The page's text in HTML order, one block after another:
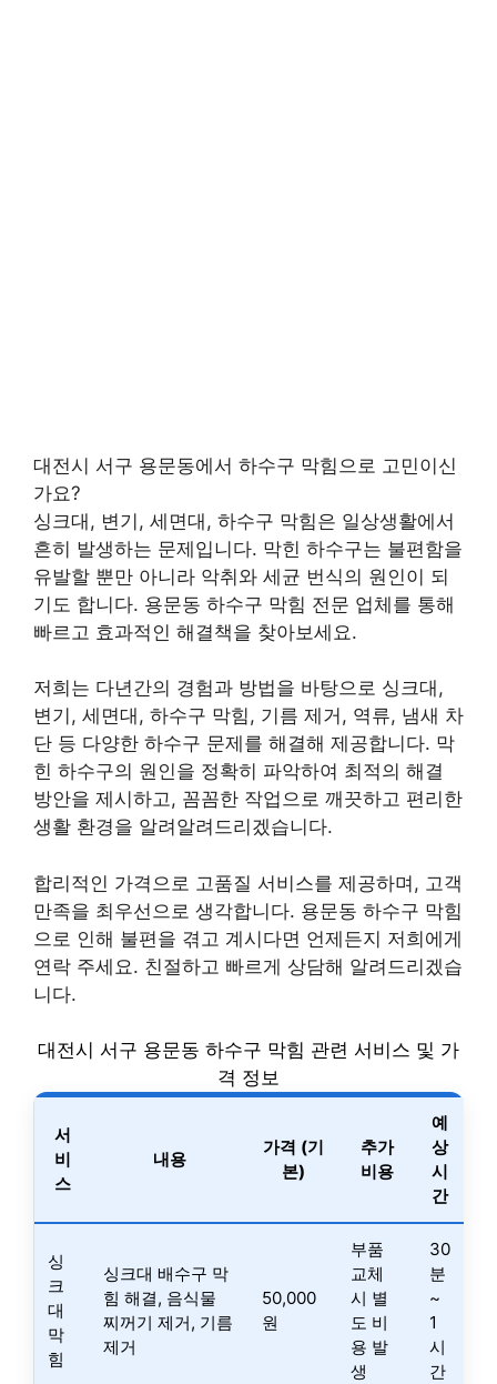
대전시 서구 용문동에서 하수구 막힘으로 고민이신
가요?
싱크대, 변기, 세면대, 하수구 막힘은 일상생활에서
흔히 발생하는 문제입니다. 막힌 하수구는 불편함을
유발할 뿐만 아니라 악취와 세균 번식의 원인이 되
기도 합니다. 용문동 하수구 막힘 전문 업체를 통해
빠르고 효과적인 해결책을 찾아보세요.
저희는 다년간의 경험과 방법을 바탕으로 싱크대,
변기, 세면대, 하수구 막힘, 기름 제거, 역류, 냄새 차
단 등 다양한 하수구 문제를 해결해 제공합니다. 막
힌 하수구의 원인을 정확히 파악하여 최적의 해결
방안을 제시하고, 꼼꼼한 작업으로 깨끗하고 편리한
생활 환경을 알려알려드리겠습니다.
합리적인 가격으로 고품질 서비스를 제공하며, 고객
만족을 최우선으로 생각합니다. 용문동 하수구 막힘
으로 인해 불편을 겪고 계시다면 언제든지 저희에게
연락 주세요. 친절하고 빠르게 상담해 알려드리겠습
니다.
대전시 서구 용문동 하수구 막힘 관련 서비스 및 가
격 정보
서
비
스
내용
가격 (기
본)
추가
비용
예
상
시
간
싱
크
대
막
힘
싱크대 배수구 막
힘 해결, 음식물
찌꺼기 제거, 기름
제거
50,000
원
부품
교체
시 별
도 비
용 발
생
30
분
~
1
시
간